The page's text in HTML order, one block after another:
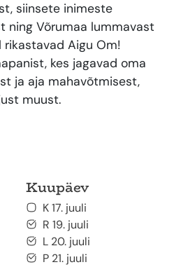
siinsete inimeste
ning Võrumaa lummavast
Aigu Om!
kes jagavad oma
ja aja mahavõtmisest,
muust.
Kuupäev
K 17. juuli
R 19. juuli
L 20. juuli
P 21. juuli